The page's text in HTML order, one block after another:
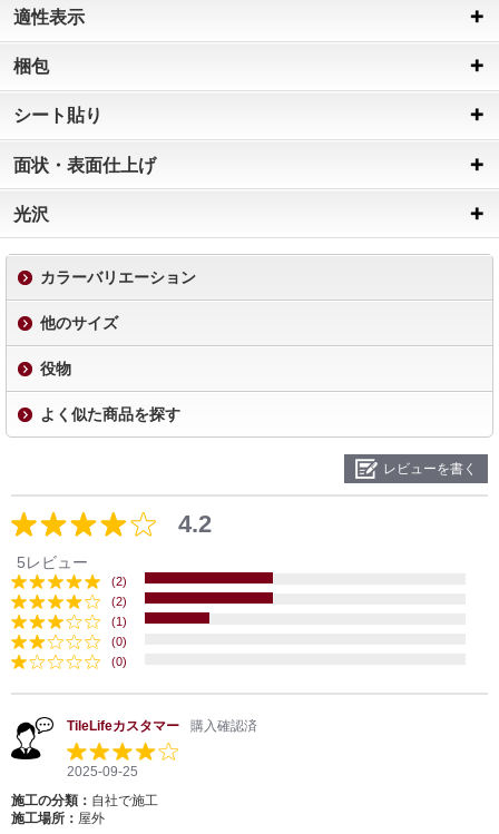
適性表示
梱包
シート貼り
面状・表面仕上げ
光沢
カラーバリエーション
他のサイズ
役物
よく似た商品を探す
レビューを書く
4.2
5レビュー
(2)
(2)
(1)
(0)
(0)
TileLifeカスタマー 購入確認済
2025-09-25
施工の分類： 自社で施工
施工場所： 屋外